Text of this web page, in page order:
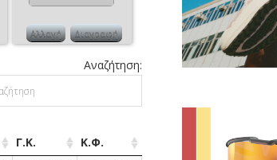
Αλλαγή Διαγραφή
Αναζήτηση:
Γ.Κ.
Κ.Φ.